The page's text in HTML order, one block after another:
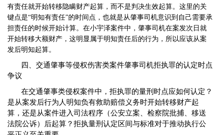
有责任就开始转移隐瞒财产起算，而不是判决生效起算。这里的关
键点是“明知有责任”的时间点，也就是从肇事司机意识到自己需要承
担责任的时候开始计算。在小宇泽案件中，肇事司机在案发次日就
开始转移大额财产，这明显属于明知责任后的行为，所以应该从案
发后明知起算。
四、交通肇事等侵权伤害类案件肇事司机拒执罪的认定时点
争议
在交通肇事类侵权案件中，拒执罪的量刑时点应如何认定？
是从案发后行为人明知负有救助赔偿义务时开始转移财产起
算，还是从案件进入司法程序（公安立案、检察院批捕、移送
法院公诉）后起算？拒执量刑认定区间与标准对于推动执行公